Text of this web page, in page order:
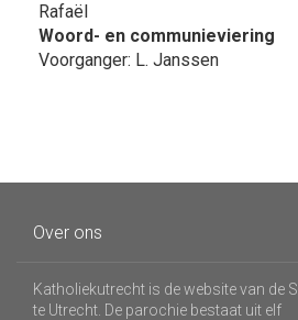
Rafaël
Woord- en communieviering
Voorganger: L. Janssen
Over ons
Katholiekutrecht is de website van de
te Utrecht. De parochie bestaat uit elf